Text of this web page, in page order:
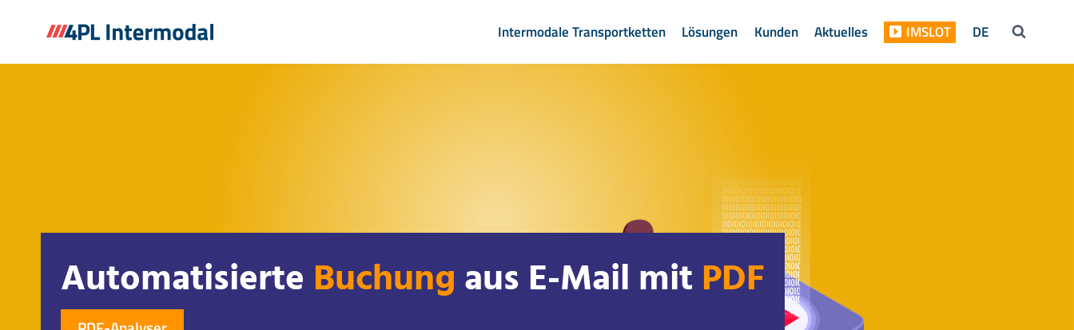
Intermodale Transportketten Lösungen Kunden Aktuelles IMSLOT DE
Automatisierte Buchungaus E-Mail mit PDF